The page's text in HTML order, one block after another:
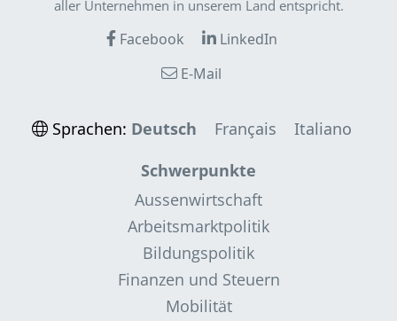
aller Unternehmen in unserem Land entspricht.
Facebook
LinkedIn
E-Mail
Sprachen: Deutsch Français
Italiano
Schwerpunkte
Aussenwirtschaft
Arbeitsmarktpolitik
Bildungspolitik
Finanzen und Steuern
Mobilität